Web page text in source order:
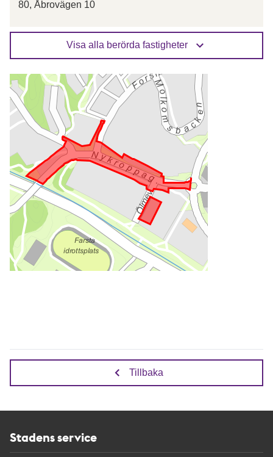
80, Åbrovägen 10
Visa alla berörda fastigheter
Tillbaka
Stadens service